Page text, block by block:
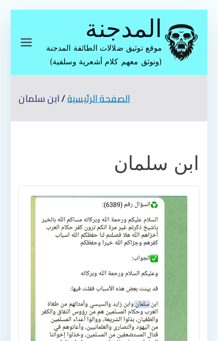
المحتوى
المدجنة
موقع توثيق ضلالات الطائفة المدجنة
(ونوثق معهم كلام أشعرية وسلفية)
الصفحة الرئيسية ابن سلمان
ابن سلمان